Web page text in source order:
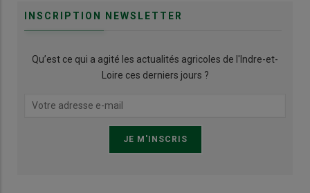
INSCRIPTION NEWSLETTER
Qu’est ce qui a agité les actualités agricoles de l'Indre-et-
Loire ces derniers jours ?